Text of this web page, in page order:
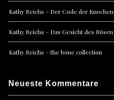
Kathy Reichs – Der Code der Knochen
Kathy Reichs – Das Gesicht des Bösen
Kathy Reichs – the bone collection
Neueste Kommentare